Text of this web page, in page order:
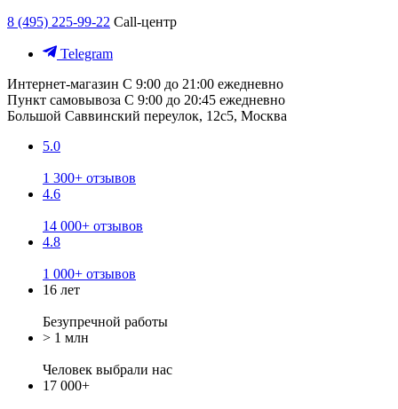
8 (495) 225-99-22 Call-центр
Telegram
Интернет-магазин С 9:00 до 21:00 ежедневно
Пункт самовывоза С 9:00 до 20:45 ежедневно
Большой Саввинский переулок, 12с5, Москва
5.0
1 300+ отзывов
4.6
14 000+ отзывов
4.8
1 000+ отзывов
16 лет
Безупречной работы
> 1 млн
Человек выбрали нас
17 000+